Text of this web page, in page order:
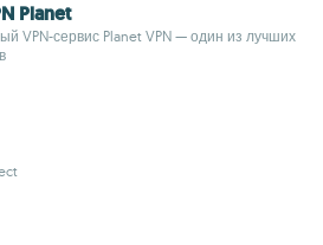
Planet
VPN-сервис Planet VPN — один из лучших